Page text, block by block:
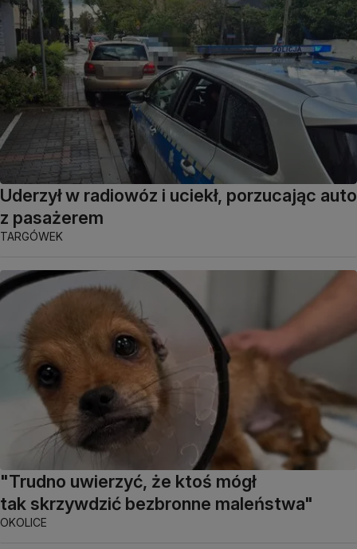
Uderzył w radiowóz i uciekł, porzucając auto
z pasażerem
TARGÓWEK
"Trudno uwierzyć, że ktoś mógł
tak skrzywdzić bezbronne maleństwa"
OKOLICE